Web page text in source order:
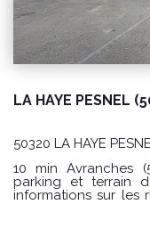
50320 LA HAYE
10 min Avranches (50300)
parking et terrain
informations sur les